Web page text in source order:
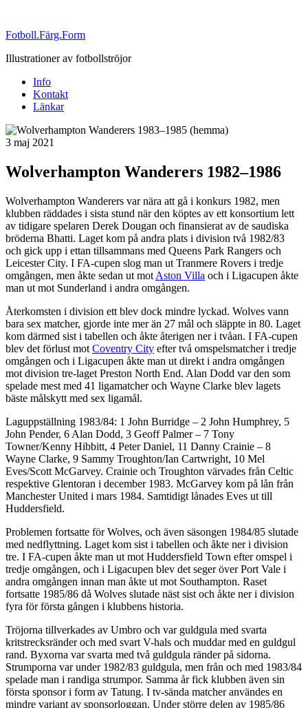
Fotboll.Färg.Form
Illustrationer av fotbollströjor
Info
Kontakt
Länkar
Publicerat
3 maj 2021
Wolverhampton Wanderers 1982–1986
Wolverhampton Wanderers var nära att gå i konkurs 1982, men
klubben räddades i sista stund när den köptes av ett konsortium lett
av tidigare spelaren Derek Dougan och finansierat av de saudiska
bröderna Bhatti. Laget kom på andra plats i division två 1982/83
och gick upp i ettan tillsammans med Queens Park Rangers och
Leicester City. I FA-cupen slog man ut Tranmere Rovers i tredje
omgången, men åkte sedan ut mot Aston Villa och i Ligacupen åkte
man ut mot Sunderland i andra omgången.
Återkomsten i division ett blev dock mindre lyckad. Wolves vann
bara sex matcher, gjorde inte mer än 27 mål och släppte in 80. Laget
kom därmed sist i tabellen och åkte återigen ner i tvåan. I FA-cupen
blev det förlust mot Coventry City efter två omspelsmatcher i tredje
omgången och i Ligacupen åkte man ut direkt i andra omgången
mot division tre-laget Preston North End. Alan Dodd var den som
spelade mest med 41 ligamatcher och Wayne Clarke blev lagets
bäste målskytt med sex ligamål.
Laguppställning 1983/84: 1 John Burridge – 2 John Humphrey, 5
John Pender, 6 Alan Dodd, 3 Geoff Palmer – 7 Tony
Towner/Kenny Hibbitt, 4 Peter Daniel, 11 Danny Crainie – 8
Wayne Clarke, 9 Sammy Troughton/Ian Cartwright, 10 Mel
Eves/Scott McGarvey. Crainie och Troughton värvades från Celtic
respektive Glentoran i december 1983. McGarvey kom på lån från
Manchester United i mars 1984. Samtidigt lånades Eves ut till
Huddersfield.
Problemen fortsatte för Wolves, och även säsongen 1984/85 slutade
med nedflyttning. Laget kom sist i tabellen och åkte ner i division
tre. I FA-cupen åkte man ut mot Huddersfield Town efter omspel i
tredje omgången, och i Ligacupen blev det seger över Port Vale i
andra omgången innan man åkte ut mot Southampton. Raset
fortsatte 1985/86 då Wolves slutade näst sist och åkte ner i division
fyra för första gången i klubbens historia.
Tröjorna tillverkades av Umbro och var guldgula med svarta
kritstrecksränder och med svart V-hals och muddar med en guldgul
rand. Byxorna var svarta med två guldgula ränder på sidorna.
Strumporna var under 1982/83 guldgula, men från och med 1983/84
spelade man i randiga strumpor. Samma år fick klubben även sin
första sponsor i form av Tatung. I tv-sända matcher användes en
mindre variant av sponsorloggan. Under större delen av 1985/86